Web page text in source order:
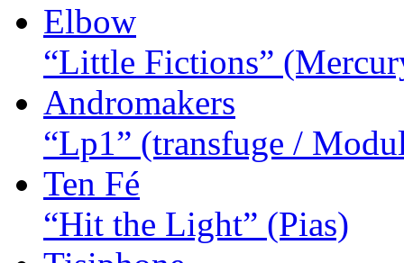
Elbow
“Little Fictions”
Andromakers
“Lp1” (transfuge /
Ten Fé
“Hit the Light” (Pias)